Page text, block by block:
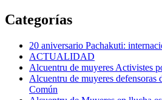
Categorías
20 aniversario Pachakuti:
ACTUALIDAD
Alcuentru de muyeres Activistes
Alcuentru de muyeres defensoras
Común